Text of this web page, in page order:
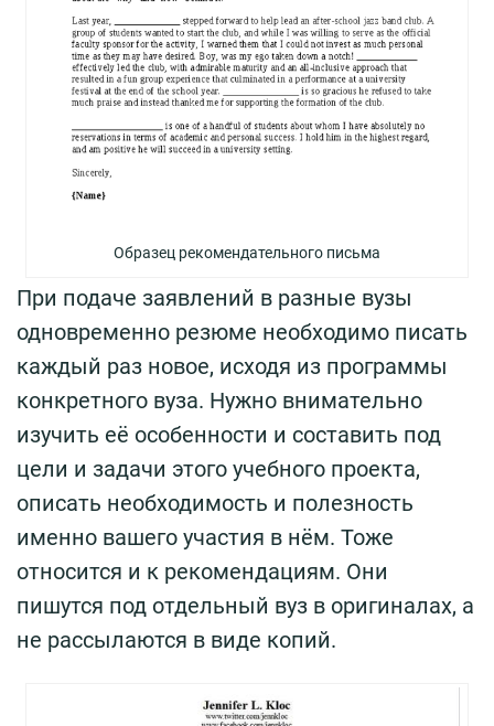
Образец рекомендательного письма
При подаче заявлений в разные вузы
одновременно резюме необходимо писать
каждый раз новое, исходя из программы
конкретного вуза. Нужно внимательно
изучить её особенности и составить под
цели и задачи этого учебного проекта,
описать необходимость и полезность
именно вашего участия в нём. Тоже
относится и к рекомендациям. Они
пишутся под отдельный вуз в оригиналах, а
не рассылаются в виде копий.